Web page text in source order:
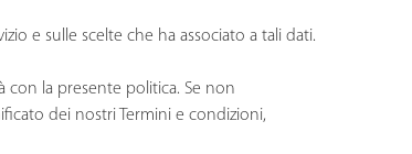
e sulle scelte che ha associato a tali dati.
con la presente politica. Se non
dei nostri Termini e condizioni,